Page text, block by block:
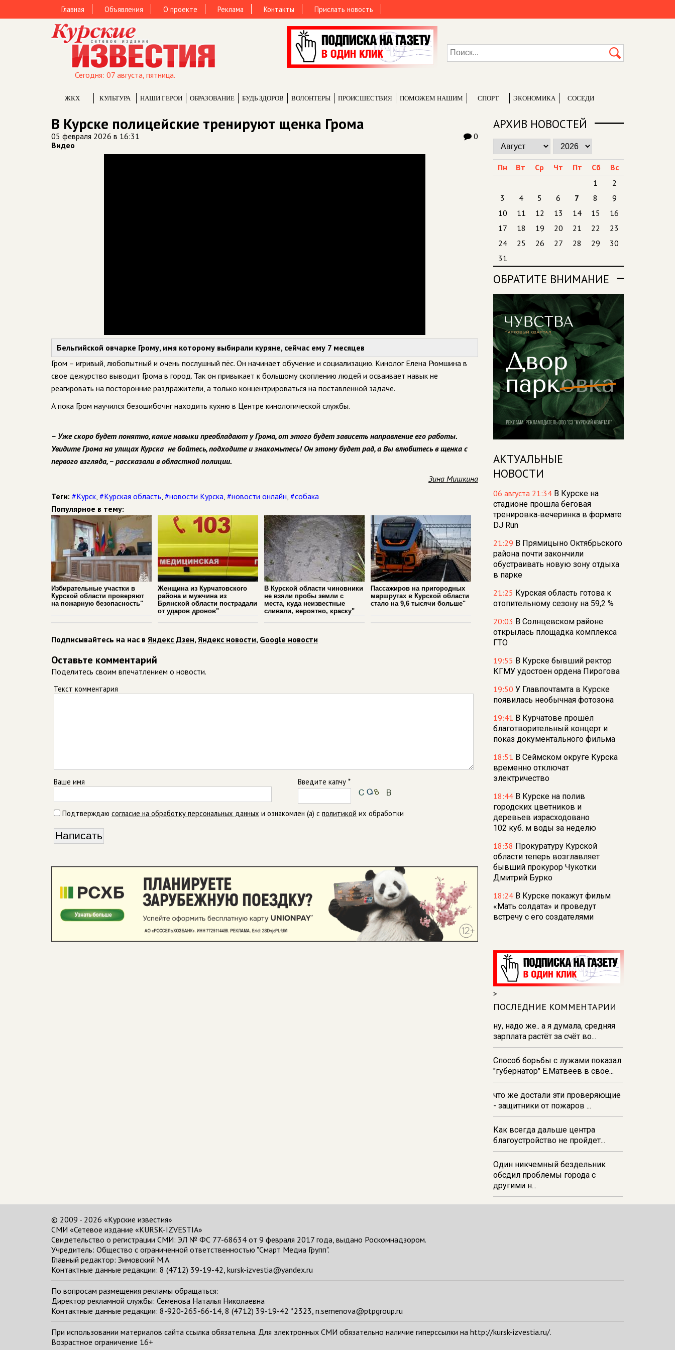
Главная Объявления О проекте Реклама Контакты Прислать новость
Сегодня: 07 августа, пятница.
ЖКХ КУЛЬТУРА НАШИ ГЕРОИ ОБРАЗОВАНИЕ БУДЬ ЗДОРОВ ВОЛОНТЕРЫ ПРОИCШЕСТВИЯ ПОМОЖЕМ НАШИМ СПОРТ ЭКОНОМИКА СОСЕДИ
В Курске полицейские тренируют щенка Грома
05 февраля 2026 в 16:31
0
Видео
Бельгийской овчарке Грому, имя которому выбирали куряне, сейчас ему 7 месяцев
Гром – игривый, любопытный и очень послушный пёс. Он начинает обучение и социализацию. Кинолог Елена Рюмшина в
свое дежурство выводит Грома в город. Так он привыкает к большому скоплению людей и осваивает навык не
реагировать на посторонние раздражители, а только концентрироваться на поставленной задаче.
А пока Гром научился безошибочнг находить кухню в Центре кинологической службы.
– Уже скоро будет понятно, какие навыки преобладают у Грома, от этого будет зависеть направление его работы.
Увидите Грома на улицах Курска не бойтесь, подходите и знакомьтесь! Он этому будет рад, а Вы влюбитесь в щенка с
первого взгляда, – рассказали в областной полиции.
Зина Мишкина
Теги: #Курск, #Курская область, #новости Курска, #новости онлайн, #собака
Популярное в тему:
Избирательные участки в
Курской области проверяют
на пожарную безопасность"
Женщина из Курчатовского
района и мужчина из
Брянской области пострадали
от ударов дронов"
В Курской области чиновники
не взяли пробы земли с
места, куда неизвестные
сливали, вероятно, краску"
Пассажиров на пригородных
маршрутах в Курской области
стало на 9,6 тысячи больше"
Подписывайтесь на нас в Яндекс Дзен,Яндекс новости, Google новости
Оставьте комментарий
Поделитесь своим впечатлением о новости.
Текст комментария
Ваше имя Введите капчу *
Подтверждаю согласие на обработку персональных данных и ознакомлен (а) с политикой их обработки
АРХИВ НОВОСТЕЙ
Пн Вт Ср Чт Пт Сб
Вс
1
2
3
4 5 6 7 8
9
10
11 12 13 14 15
16
17
18 19 20 21 22
23
24
25 26 27 28 29
30
31
ОБРАТИТЕ ВНИМАНИЕ
АКТУАЛЬНЫЕ
НОВОСТИ
06 августа 21:34 В Курске на
стадионе прошла беговая
тренировка‑вечеринка в формате
DJ Run
21:29 В Прямицыно Октябрьского
района почти закончили
обустраивать новую зону отдыха
в парке
21:25 Курская область готова к
отопительному сезону на 59,2 %
20:03 В Солнцевском районе
открылась площадка комплекса
ГТО
19:55 В Курске бывший ректор
КГМУ удостоен ордена Пирогова
19:50 У Главпочтамта в Курске
появилась необычная фотозона
19:41 В Курчатове прошёл
благотворительный концерт и
показ документального фильма
18:51 В Сеймском округе Курска
временно отключат
электричество
18:44 В Курске на полив
городских цветников и
деревьев израсходовано
102 куб. м воды за неделю
18:38 Прокуратуру Курской
области теперь возглавляет
бывший прокурор Чукотки
Дмитрий Бурко
18:24 В Курске покажут фильм
«Мать солдата» и проведут
встречу с его создателями
из‑за проблем с водоснабжением
17:23
В Курске установили две
камеры ПДД на превышение
скорости
16:55В Курске жителя
Тюменской области осудили за
незаконную перевозку
взрывчатки
16:47В Курске капремонт дорог
выполнен на 54%
>
ПОСЛЕДНИЕ КОММЕНТАРИИ
ну, надо же.. а я думала, средняя
зарплата растёт за счёт во...
Способ борьбы с лужами показал
"губернатор" Е.Матвеев в свое...
что же достали эти проверяющие
- защитники от пожаров ...
Как всегда дальше центра
благоустройство не пройдет...
Один никчемный бездельник
обсдил проблемы города с
другими н...
© 2009 - 2026 «Курские известия»
СМИ «Сетевое издание «KURSK-IZVESTIA»
Свидетельство о регистрации СМИ: ЭЛ № ФС 77-68634 от 9 февраля 2017 года, выдано Роскомнадзором.
Учредитель: Общество с ограниченной ответственностью "Смарт Медиа Групп".
Главный редактор: Зимовский М.А.
Контактные данные редакции: 8 (4712) 39-19-42, kursk-izvestia@yandex.ru
По вопросам размещения рекламы обращаться:
Директор рекламной службы: Семенова Наталья Николаевна
Контактные данные редакции: 8-920-265-66-14, 8 (4712) 39-19-42 *2323, n.semenova@ptpgroup.ru
При использовании материалов сайта ссылка обязательна. Для электронных СМИ обязательно наличие гиперссылки на http://kursk-izvestia.ru/.
Возрастное ограничение 16+